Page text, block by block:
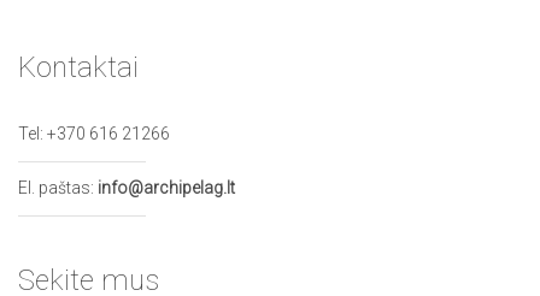
Kontaktai
Tel: +370 616 21266
El. paštas: info@archipelag.lt
Sekite mus